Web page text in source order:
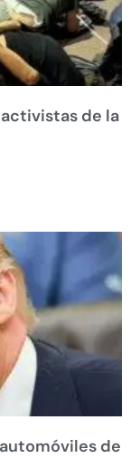
de la
de